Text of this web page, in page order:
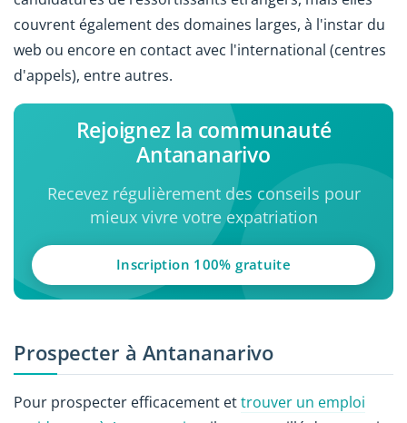
couvrent également des domaines larges, à l'instar du
web ou encore en contact avec l'international (centres
d'appels), entre autres.
Rejoignez la communauté
Antananarivo
Recevez régulièrement des conseils pour
mieux vivre votre expatriation
Inscription 100% gratuite
Prospecter à Antananarivo
Pour prospecter efficacement ettrouver un emploi